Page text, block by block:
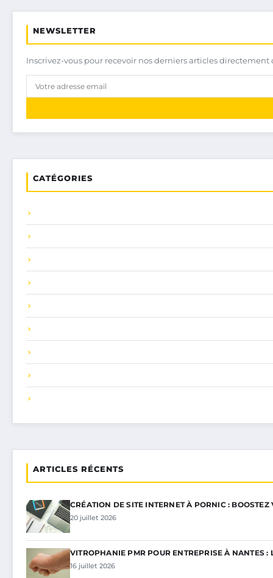
NEWSLETTER
Inscrivez-vous pour recevoir nos derniers articles
CATÉGORIES
ARTICLES RÉCENTS
CRÉATION DE SITE INTERNET À PORNIC : BOOSTEZ
20 juillet 2026
VITROPHANIE PMR POUR ENTREPRISE À NANTES :
16 juillet 2026